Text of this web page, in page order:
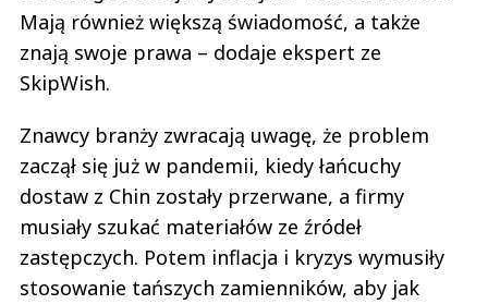
Mają również większą świadomość, a także
znają swoje prawa – dodaje ekspert ze
SkipWish.
Znawcy branży zwracają uwagę, że problem
zaczął się już w pandemii, kiedy łańcuchy
dostaw z Chin zostały przerwane, a firmy
musiały szukać materiałów ze źródeł
zastępczych. Potem inflacja i kryzys wymusiły
stosowanie tańszych zamienników, aby jak